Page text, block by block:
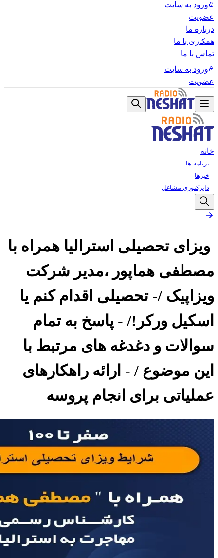
ورود به سایت
عضویت
درباره ما
همکاری با ما
تماس با ما
ورود به سایت
عضویت
خانه
برنامه ها
خبرها
دایرکتوری مشاغل
ویزای تحصیلی استرالیا همراه با
مصطفی هماپور ،مدیر شرکت
ویزاپیک /- تحصیلی اقدام کنم یا
اسکیل ورکر!/ - پاسخ به تمام
سوالات و دغدغه های مرتبط با
این موضوع / - ارائه راهکارهای
عملیاتی برای انجام پروسه